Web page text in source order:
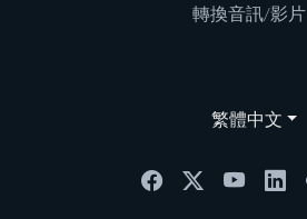
轉換音訊/影片
繁體中文